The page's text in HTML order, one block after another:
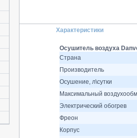
Характеристики
Осушитель воздуха
Страна
Производитель
Осушение, л\сутки
Максимальный
Электрический обогрев
Фреон
Корпус